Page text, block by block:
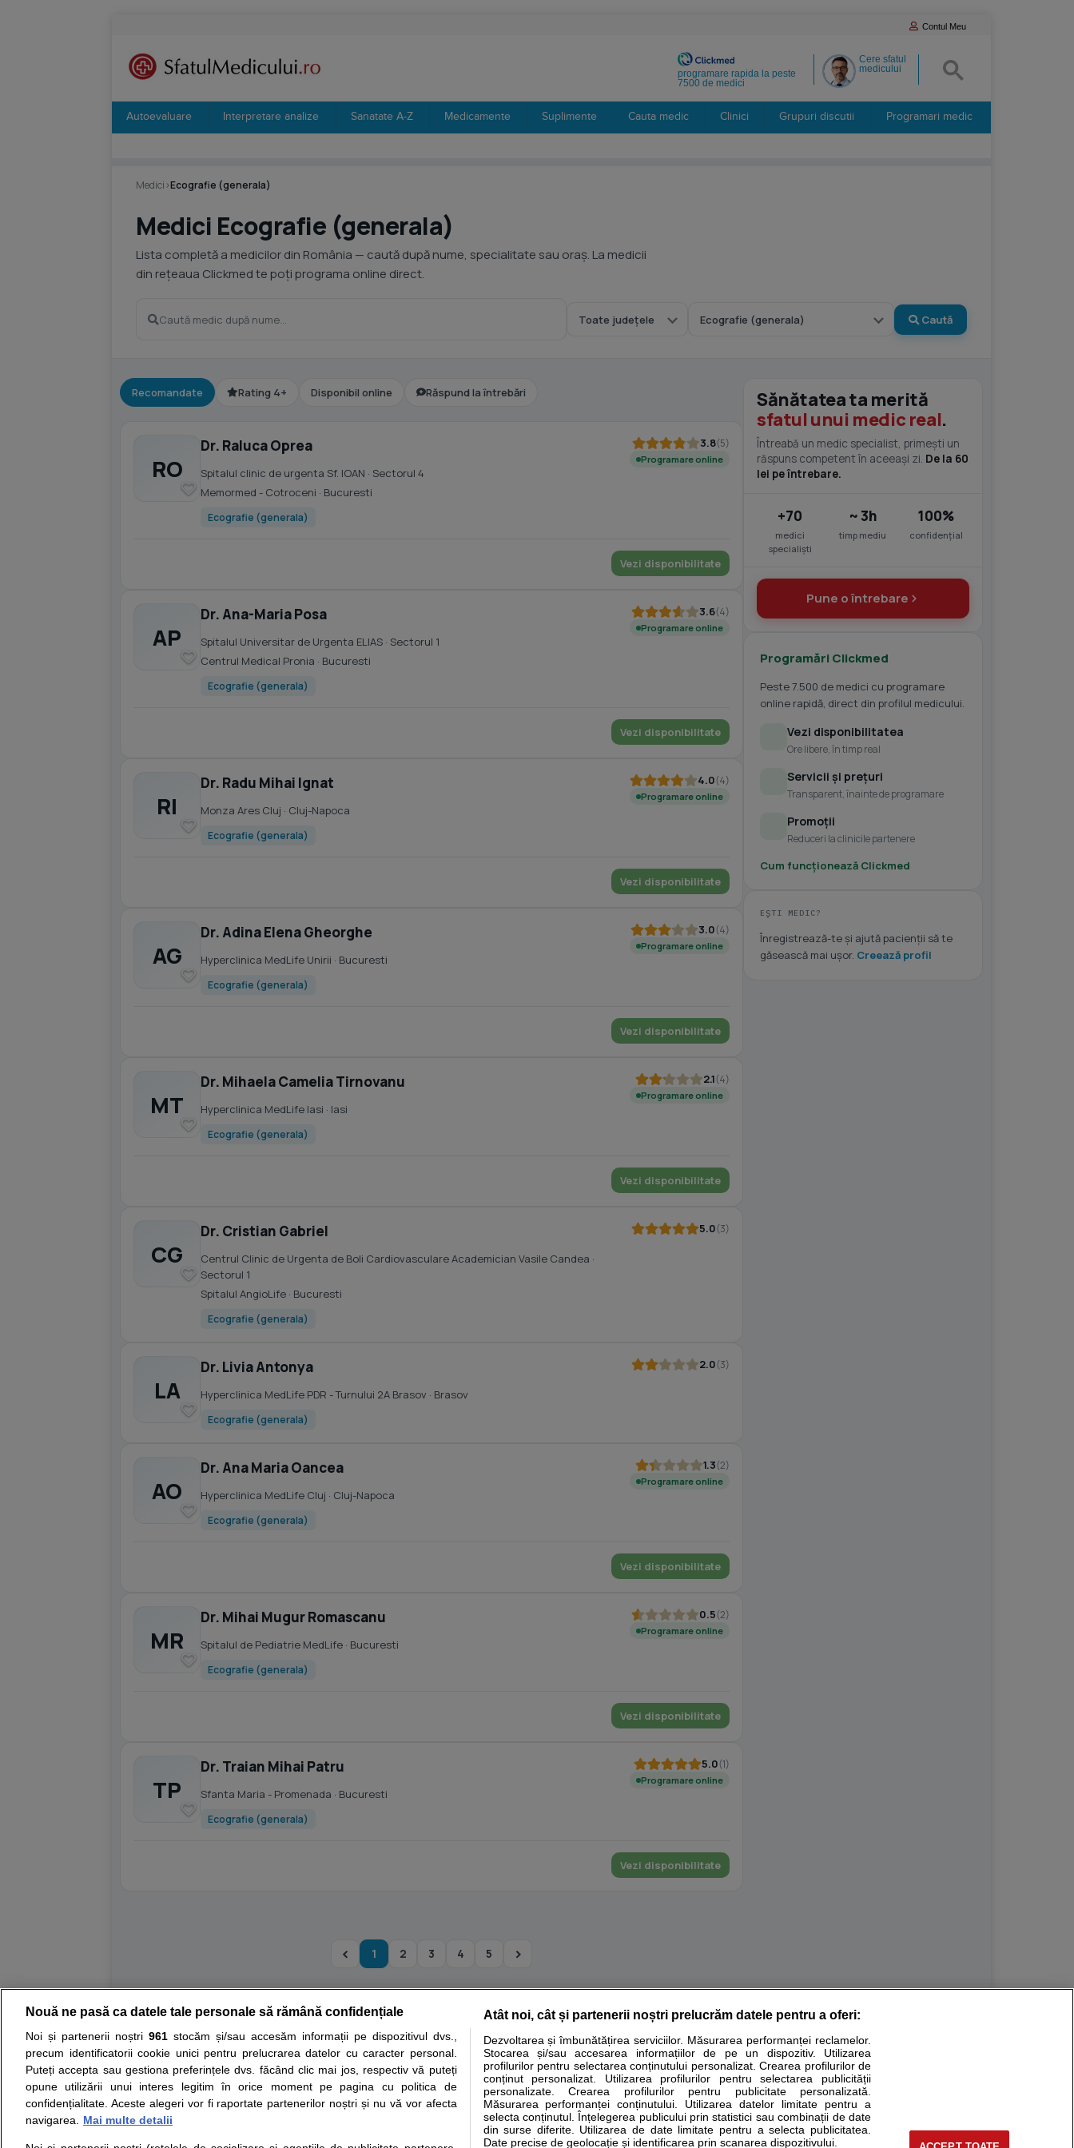
Contul Meu
Cere sfatul
medicului
programare rapida la peste
7500 de medici
Autoevaluare Interpretare analize Sanatate A-Z Medicamente Suplimente Cauta medic Clinici Grupuri discutii Programari medic
Medici›Ecografie (generala)
Medici Ecografie (generala)
Lista completă a medicilor din România — caută după nume, specialitate sau oraș. La medicii
din rețeaua Clickmed te poți programa online direct.
Caută
Recomandate Rating 4+ Disponibil online Răspund la întrebări
RO
Dr. Raluca Oprea
Spitalul clinic de urgenta Sf. IOAN · Sectorul 4
Memormed - Cotroceni · Bucuresti
Ecografie (generala)
3.8(5)
Programare online
Vezi disponibilitate
AP
Dr. Ana-Maria Posa
Spitalul Universitar de Urgenta ELIAS · Sectorul 1
Centrul Medical Pronia · Bucuresti
Ecografie (generala)
3.6(4)
Programare online
Vezi disponibilitate
RI
Dr. Radu Mihai Ignat
Monza Ares Cluj · Cluj-Napoca
Ecografie (generala)
4.0(4)
Programare online
Vezi disponibilitate
AG
Dr. Adina Elena Gheorghe
Hyperclinica MedLife Unirii · Bucuresti
Ecografie (generala)
3.0(4)
Programare online
Vezi disponibilitate
MT
Dr. Mihaela Camelia Tirnovanu
Hyperclinica MedLife Iasi · Iasi
Ecografie (generala)
2.1(4)
Programare online
Vezi disponibilitate
CG
Dr. Cristian Gabriel
Centrul Clinic de Urgenta de Boli Cardiovasculare Academician Vasile Candea ·
Sectorul 1
Spitalul AngioLife · Bucuresti
Ecografie (generala)
5.0(3)
LA
Dr. Livia Antonya
Hyperclinica MedLife PDR - Turnului 2A Brasov · Brasov
Ecografie (generala)
2.0(3)
AO
Dr. Ana Maria Oancea
Hyperclinica MedLife Cluj · Cluj-Napoca
Ecografie (generala)
1.3(2)
Programare online
Vezi disponibilitate
MR
Dr. Mihai Mugur Romascanu
Spitalul de Pediatrie MedLife · Bucuresti
Ecografie (generala)
0.5(2)
Programare online
Vezi disponibilitate
TP
Dr. Traian Mihai Patru
Sfanta Maria - Promenada · Bucuresti
Ecografie (generala)
5.0(1)
Programare online
Vezi disponibilitate
1 2 3 4 5
Sănătatea ta merită
sfatul unui medic real.
Întreabă un medic specialist, primești un
răspuns competent în aceeași zi. De la 60
lei pe întrebare.
+70
medici
specialiști
~ 3h
timp mediu
100%
confidențial
Pune o întrebare
Programări Clickmed
Peste 7.500 de medici cu programare
online rapidă, direct din profilul medicului.
Vezi disponibilitatea
Ore libere, în timp real
Servicii și prețuri
Transparent, înainte de programare
Promoții
Reduceri la clinicile partenere
Cum funcționează Clickmed
EȘTI MEDIC?
Înregistrează-te și ajută pacienții să te
găsească mai ușor. Creează profil
Resurse: Autoevaluare simptome Interpretare analize Specialitati medicale
Opiniile avizate ale medicilor, sfaturile si orice alte informatii despre sanatate disponibile pe sfatulmedicului.ro au scop informativ si educational. Ele nu pot substitui consultul medical direct si
nici diagnosticul stabilit in urma investigatiilor si analizelor medicale. Va sfatuim, ca pe langa informatia primita pe sfatulmedicului.ro sa consultati fie medicul Dvs., fie unul dintre medicii pe care
ii punem la dispozitie pentru programare in sistemul de programari la medic Clickmed.
Drepturile consumatorului Parteneri Pentru pacient
Nouă ne pasă ca datele tale personale să rămână confidențiale
Noi și partenerii noștri 961stocăm și/sau accesăm informații pe dispozitivul dvs.,
precum identificatorii cookie unici pentru prelucrarea datelor cu caracter personal.
Puteți accepta sau gestiona preferințele dvs. făcând clic mai jos, respectiv vă puteți
opune utilizării unui interes legitim în orice moment pe pagina cu politica de
confidențialitate. Aceste alegeri vor fi raportate partenerilor noștri și nu vă vor afecta
navigarea.
Mai multe detalii
Atât noi, cât și partenerii noștri prelucrăm datele pentru a oferi:
Dezvoltarea și îmbunătățirea serviciilor. Măsurarea performanței reclamelor.
Stocarea și/sau accesarea informațiilor de pe un dispozitiv. Utilizarea
profilurilor pentru selectarea conținutului personalizat. Crearea profilurilor de
conținut personalizat. Utilizarea profilurilor pentru selectarea publicității
personalizate. Crearea profilurilor pentru publicitate personalizată.
Măsurarea performanței conținutului. Utilizarea datelor limitate pentru a
selecta conținutul. Înțelegerea publicului prin statistici sau combinații de date
din surse diferite. Utilizarea de date limitate pentru a selecta publicitatea.
Date precise de geolocație și identificarea prin scanarea dispozitivului.